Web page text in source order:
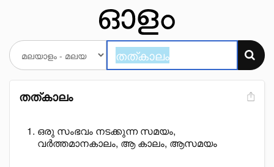
തത്കാലം
ഒരു സംഭവം നടക്കുന്ന സമയം,
വർത്തമാനകാലം, ആ കാലം, ആസമയം